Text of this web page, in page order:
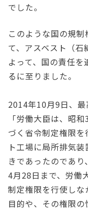
でした。
このような国の規
て、アスベスト（
よって、国の責任
るに至りました。
2014年10月9日、最
「労働大臣は、昭
づく省令制定権限を
ト工場に局所排気
きであったのであ
4月28日まで、労働
制定権限を行使しな
目的や、その権限